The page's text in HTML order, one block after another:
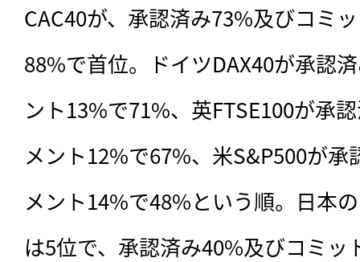
CAC40が、承認済み73%及びコミ
88%で首位。ドイツDAX40が承認
ント13%で71%、英FTSE100が承
メント12%で67%、米S&P500が
メント14%で48%という順。日本
は5位で、承認済み40%及びコミ